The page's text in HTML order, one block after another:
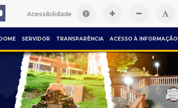
Acessibilidade
SERVIDOR TRANSPARÊNCIA ACESSO À INFORMAÇÃO